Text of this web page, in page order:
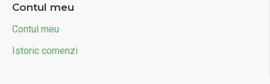
Contul meu
Contul meu
Istoric comenzi